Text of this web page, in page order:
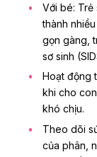
Với bé: Trẻ
thành
gọn gàng,
sơ sinh
Hoạt động
khi cho
khó chịu.
Theo dõi
của phân,